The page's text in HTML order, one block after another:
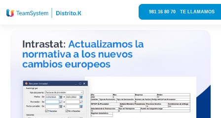
981 16 80 70 TE LLAMAMOS